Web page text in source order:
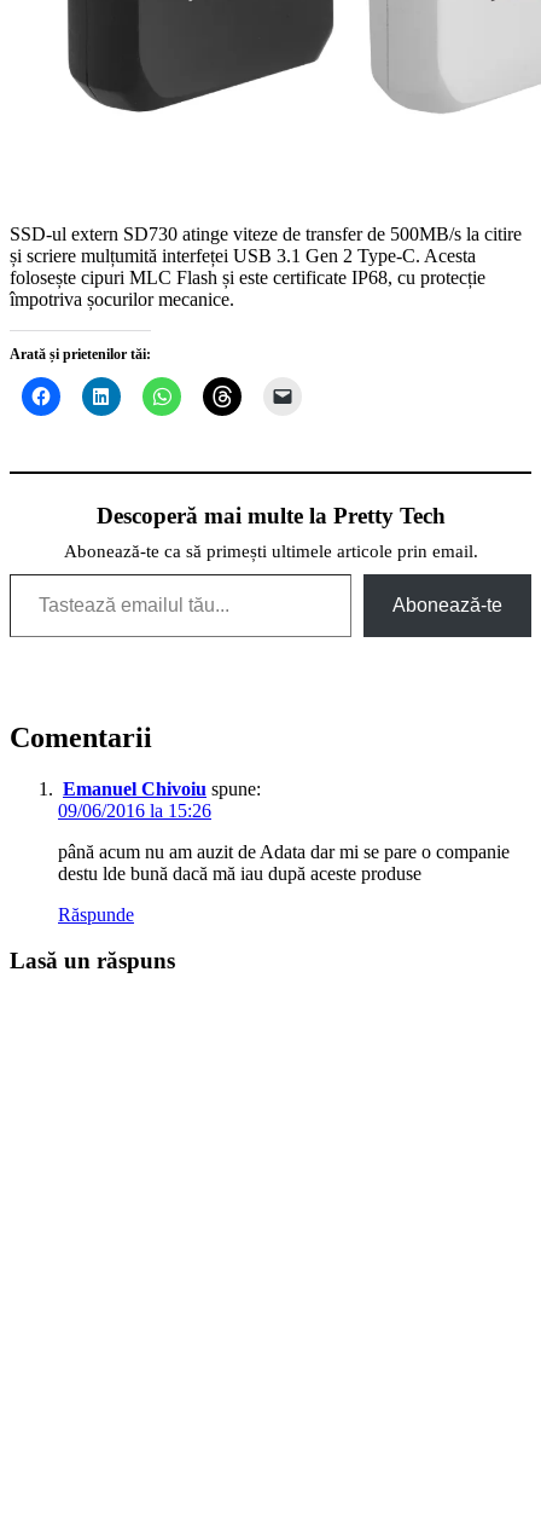
SSD-ul extern SD730 atinge viteze de transfer de 500MB/s la citire
și scriere mulțumită interfeței USB 3.1 Gen 2 Type-C. Acesta
folosește cipuri MLC Flash și este certificate IP68, cu protecție
împotriva șocurilor mecanice.
Arată și prietenilor tăi:
Descoperă mai multe la Pretty Tech
Abonează-te ca să primești ultimele articole prin email.
Tastează emailul tău...
Abonează-te
Comentarii
Emanuel Chivoiu spune:
09/06/2016 la 15:26
până acum nu am auzit de Adata dar mi se pare o companie
destu lde bună dacă mă iau după aceste produse
Răspunde
Lasă un răspuns